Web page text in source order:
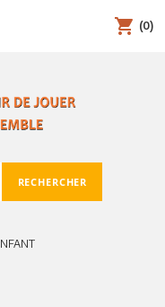
shopping_cart (0)
search
RECHERCHER